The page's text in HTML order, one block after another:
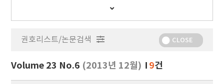
간
행
보
기
권호리스트/논문검색 CLOSE
Volume 23 No.6 (2013년 12월) 9건